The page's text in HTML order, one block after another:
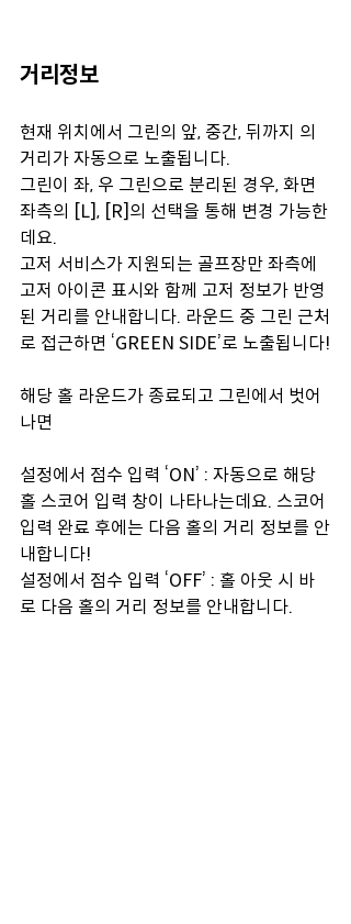
거리정보
현재 위치에서 그린의 앞, 중간, 뒤까지 의
거리가 자동으로 노출됩니다.
그린이 좌, 우 그린으로 분리된 경우, 화면
좌측의 [L], [R]의 선택을 통해 변경 가능한
데요.
고저 서비스가 지원되는 골프장만 좌측에
고저 아이콘 표시와 함께 고저 정보가 반영
된 거리를 안내합니다. 라운드 중 그린 근처
로 접근하면 ‘GREEN SIDE’로 노출됩니다!
해당 홀 라운드가 종료되고 그린에서 벗어
나면
설정에서 점수 입력 ‘ON’ : 자동으로 해당
홀 스코어 입력 창이 나타나는데요. 스코어
입력 완료 후에는 다음 홀의 거리 정보를 안
내합니다!
설정에서 점수 입력 ‘OFF’ : 홀 아웃 시 바
로 다음 홀의 거리 정보를 안내합니다.